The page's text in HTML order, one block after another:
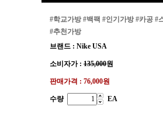
#학교가방 #백팩 #인기가방 #카공 #
#추천가방
브랜드 : Nike USA
소비자가 : 135,000원
판매가격 : 76,000원
수량 EA